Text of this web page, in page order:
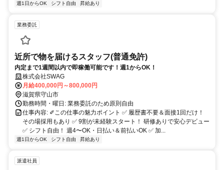
週1日からOK シフト自由 昇給あり
業務委託
近所で物を届けるスタッフ(普通免許)
内定まで1週間以内で即稼働可能です！週1からOK！
株式会社SWAG
月給400,000円～800,000円
滋賀県守山市
勤務時間・曜日: 業務委託のため原則自由
仕事内容: ✐この仕事の魅力ポイント ✅ 履歴書不要＆面接1回だけ！
その場採用もあり ✅ 9割が未経験スタート！ 研修ありで安心デビュー
✅ シフト自由！ 週4〜OK・日払い＆前払いOK ✅ 加...
週1日からOK シフト自由 昇給あり
派遣社員